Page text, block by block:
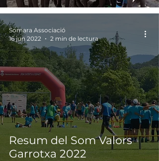
Resum del Som Valors
Garrotxa 2022
Somara Associació
16 jun 2022
2 min de lectura